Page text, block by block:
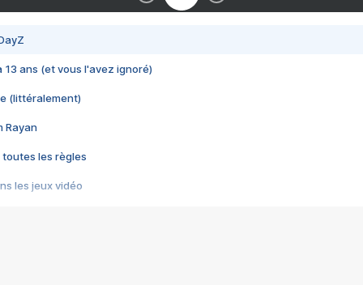
13 ans (et vous l'avez ignoré)
(littéralement)
Rayan
toutes les règles
les jeux vidéo